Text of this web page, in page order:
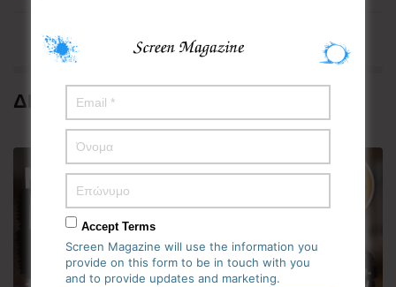
ΔΗΜΟΦΙΛΗ
Accept Terms
Screen Magazine will use the information you
provide on this form to be in touch with you
and to provide updates and marketing.